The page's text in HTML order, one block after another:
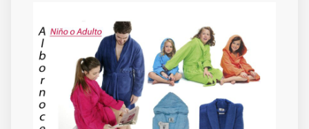
Colcha Maxi